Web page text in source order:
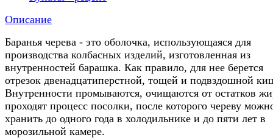
Описание
Баранья черева - это оболочка, использующаяся для
производства колбасных изделий, изготовленная из
внутренностей барашка. Как правило, для нее берется
отрезок двенадцатиперстной, тощей и подвздошной
Внутренности промываются, очищаются от остатков
проходят процесс посолки, после которого череву
хранить до одного года в холодильнике и до пяти лет в
морозильной камере.